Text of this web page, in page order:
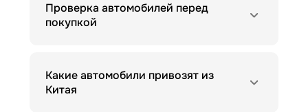
Проверка автомобилей перед
покупкой
Какие автомобили привозят из
Китая